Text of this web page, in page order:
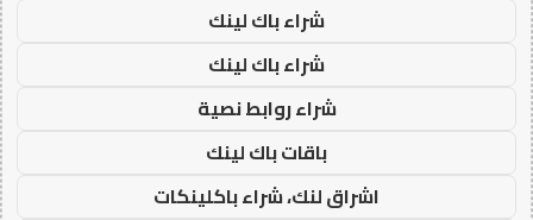
شراء باك لينك
شراء باك لينك
شراء روابط نصية
باقات باك لينك
اشراق لنك، شراء باكلينكات